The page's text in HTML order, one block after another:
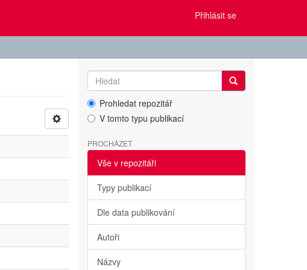
Přihlásit se
Prohledat repozitář
V tomto typu publikací
PROCHÁZET
Vše v repozitáři
Typy publikací
Dle data publikování
Autoři
Názvy